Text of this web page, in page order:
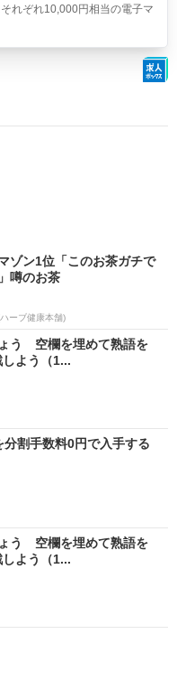
れぞれ10,000円相当の電子マ
ゾン1位「このお茶ガチで
噂のお茶
ーブ健康本舗)
う 空欄を埋めて熟語を
よう（1...
割手数料0円で入手する
う 空欄を埋めて熟語を
よう（1...